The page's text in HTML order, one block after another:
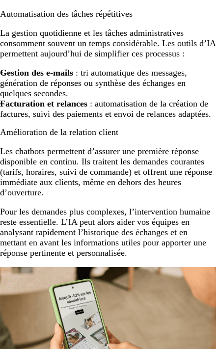
Automatisation des tâches répétitives
La gestion quotidienne et les tâches administratives
consomment souvent un temps considérable. Les outils d’IA
permettent aujourd’hui de simplifier ces processus :
Gestion des e-mails : tri automatique des messages,
génération de réponses ou synthèse des échanges en
quelques secondes.
Facturation et relances : automatisation de la création de
factures, suivi des paiements et envoi de relances adaptées.
Amélioration de la relation client
Les chatbots permettent d’assurer une première réponse
disponible en continu. Ils traitent les demandes courantes
(tarifs, horaires, suivi de commande) et offrent une réponse
immédiate aux clients, même en dehors des heures
d’ouverture.
Pour les demandes plus complexes, l’intervention humaine
reste essentielle. L’IA peut alors aider vos équipes en
analysant rapidement l’historique des échanges et en
mettant en avant les informations utiles pour apporter une
réponse pertinente et personnalisée.